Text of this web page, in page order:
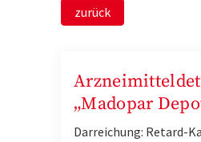
zurück
„Madopar
Darreichung: Retard-